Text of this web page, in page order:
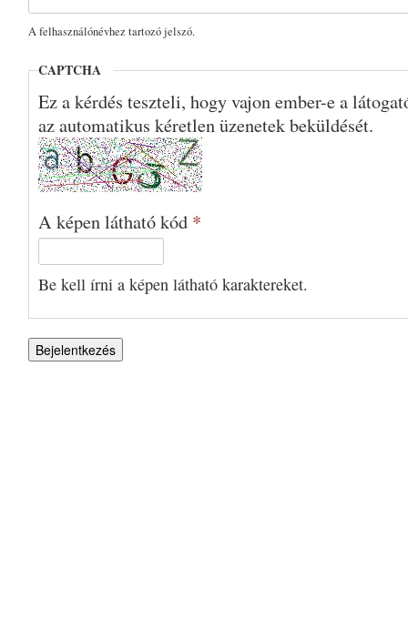
A felhasználónévhez tartozó jelszó.
CAPTCHA
Ez a kérdés teszteli, hogy vajon ember-e a
az automatikus kéretlen üzenetek beküldését.
A képen látható kód *
Be kell írni a képen látható karaktereket.